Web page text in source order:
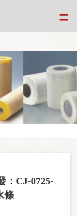
： CJ-0725-
條